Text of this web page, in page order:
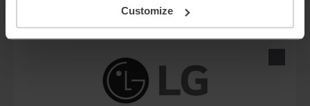
Customize
12.08.2026